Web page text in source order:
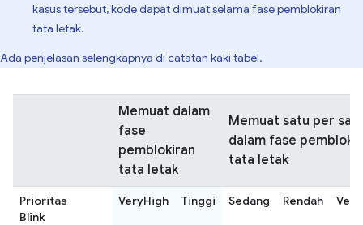
kasus tersebut, kode dapat dimuat selama fase pemblokiran
tata letak.
Ada penjelasan selengkapnya di catatan kaki tabel.
Memuat dalam
fase
pemblokiran
tata letak
Memuat satu per
dalam fase
tata letak
Prioritas
Blink
VeryHigh Tinggi Sedang Rendah